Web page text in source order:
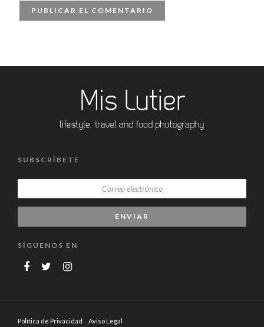
SUBSCRÍBETE
SÍGUENOS EN
Política de Privacidad Aviso Legal